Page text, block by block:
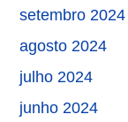
setembro 2024
agosto 2024
julho 2024
junho 2024